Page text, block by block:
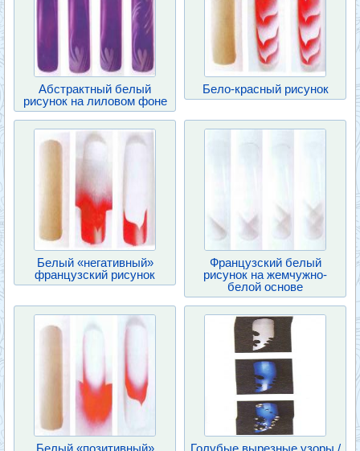
Абстрактный белый
рисунок на лиловом фоне
Бело-красный рисунок
Белый «негативный»
французский рисунок
Французский белый
рисунок на жемчужно-
белой основе
Белый «позитивный» Голубые вырезные узоры /